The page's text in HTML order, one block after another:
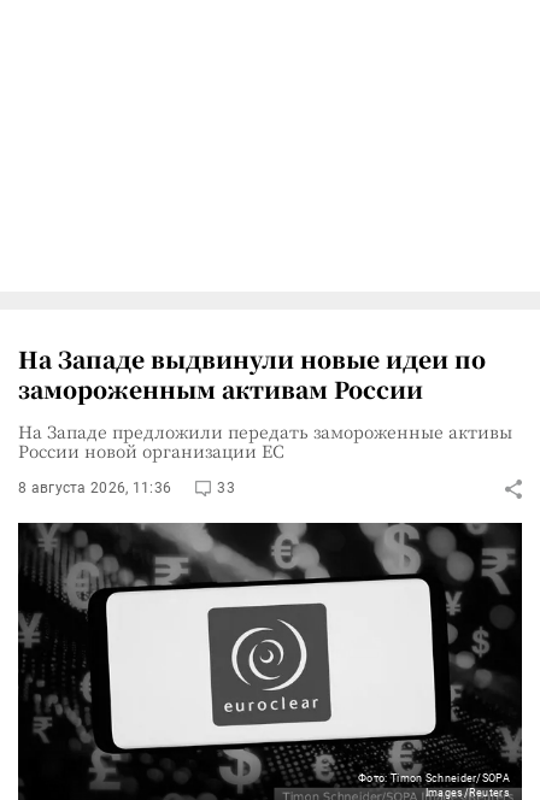
На Западе выдвинули новые идеи по
замороженным активам России
На Западе предложили передать замороженные активы
России новой организации ЕС
8 августа 2026, 11:36 33
Фото: Timon Schneider/SOPA
Images/Reuters